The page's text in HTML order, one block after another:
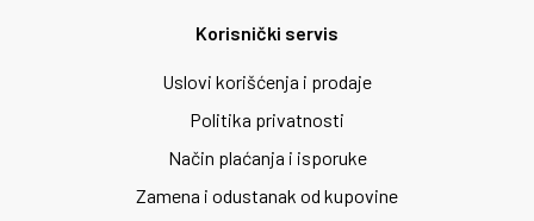
Korisnički servis
Uslovi korišćenja i prodaje
Politika privatnosti
Način plaćanja i isporuke
Zamena i odustanak od kupovine